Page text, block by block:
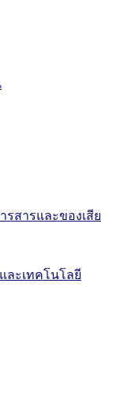
รสารและของเสีย
ละเทคโนโลยี